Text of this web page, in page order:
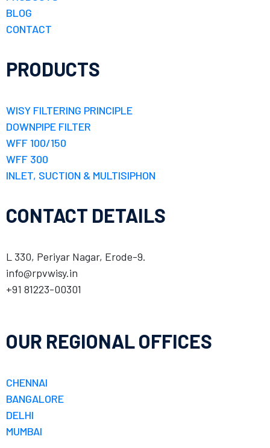
BLOG
CONTACT
PRODUCTS
WISY FILTERING PRINCIPLE
DOWNPIPE FILTER
WFF 100/150
WFF 300
INLET, SUCTION & MULTISIPHON
CONTACT DETAILS
L 330, Periyar Nagar, Erode-9.
info@rpvwisy.in
+91 81223-00301
OUR REGIONAL OFFICES
CHENNAI
BANGALORE
DELHI
MUMBAI